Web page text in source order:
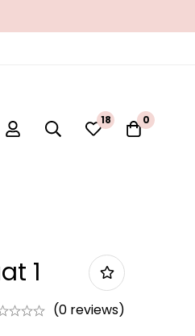
18 0
1
(0 reviews)